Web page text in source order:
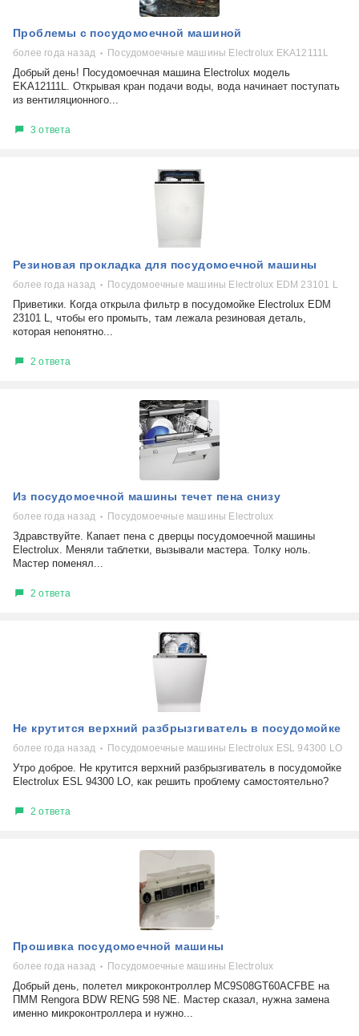
Проблемы с посудомоечной машиной
более года назад Посудомоечные машины Electrolux EKA12111L
Добрый день! Посудомоечная машина Electrolux модель
EKA12111L. Открывая кран подачи воды, вода начинает поступать
из вентиляционного...
3 ответа
Резиновая прокладка для посудомоечной машины
более года назад Посудомоечные машины Electrolux EDM 23101 L
Приветики. Когда открыла фильтр в посудомойке Electrolux EDM
23101 L, чтобы его промыть, там лежала резиновая деталь,
которая непонятно...
2 ответа
Из посудомоечной машины течет пена снизу
более года назад Посудомоечные машины Electrolux
Здравствуйте. Капает пена с дверцы посудомоечной машины
Electrolux. Меняли таблетки, вызывали мастера. Толку ноль.
Мастер поменял...
2 ответа
Не крутится верхний разбрызгиватель в посудомойке
более года назад Посудомоечные машины Electrolux ESL 94300 LO
Утро доброе. Не крутится верхний разбрызгиватель в посудомойке
Electrolux ESL 94300 LO, как решить проблему самостоятельно?
2 ответа
Прошивка посудомоечной машины
более года назад Посудомоечные машины Electrolux
Добрый день, полетел микроконтроллер MC9S08GT60ACFBE на
ПММ Rengora BDW RENG 598 NE. Мастер сказал, нужна замена
именно микроконтроллера и нужно...